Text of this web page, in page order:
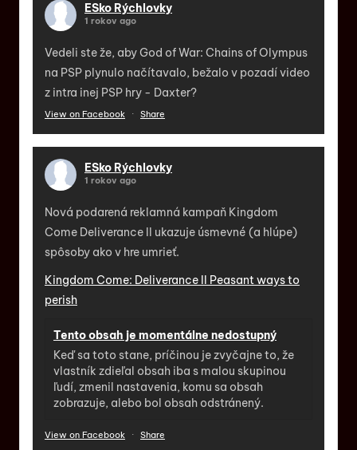
ESko Rýchlovky
1 rokov ago
Vedeli ste že, aby God of War: Chains of Olympus
na PSP plynulo načítavalo, bežalo v pozadí video
z intra inej PSP hry - Daxter?
View on Facebook · Share
ESko Rýchlovky
1 rokov ago
Nová podarená reklamná kampaň Kingdom
Come Deliverance II ukazuje úsmevné (a hlúpe)
spôsoby ako v hre umrieť.
Kingdom Come: Deliverance II Peasant ways to
perish
Tento obsah je momentálne nedostupný
Keď sa toto stane, príčinou je zvyčajne to, že
vlastník zdieľal obsah iba s malou skupinou
ľudí, zmenil nastavenia, komu sa obsah
zobrazuje, alebo bol obsah odstránený.
View on Facebook · Share